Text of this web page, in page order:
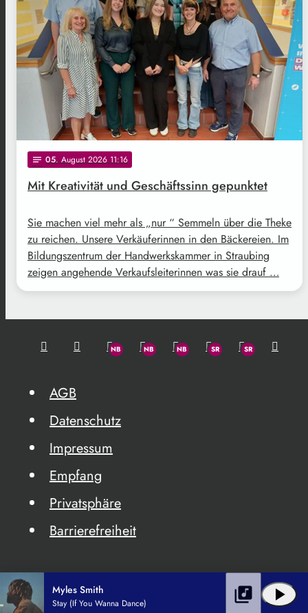
notes 05. August 2026 11:16
Mit Kreativität und Geschäftssinn gepunktet
Sie machen viel mehr als „nur “ Semmeln über die Theke
zu reichen. Unsere Verkäuferinnen in den Bäckereien. Im
Bildungszentrum der Handwerkskammer in Straubing
zeigen angehende Verkaufsleiterinnen was sie drauf …
AGB
Datenschutz
Impressum
Empfang
Privatsphäre
Barrierefreiheit
Myles Smith
Stay (If You Wanna Dance) play_arrow
library_music